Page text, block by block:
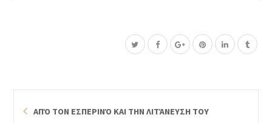
ΑΠΌ ΤΟΝ ΕΣΠΕΡΙΝΌ ΚΑΙ ΤΗΝ ΛΙΤΆΝΕΥΣΗ ΤΟΥ